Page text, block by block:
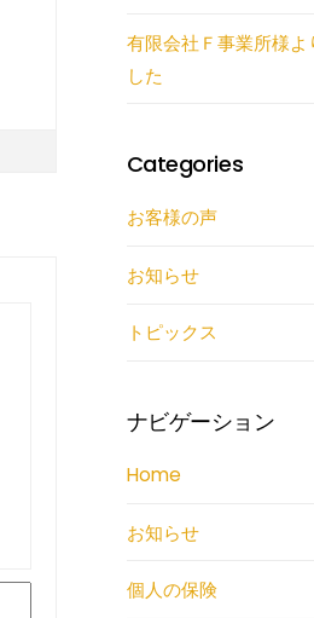
有限会社Ｆ事業所様よ
した
Categories
お客様の声
お知らせ
トピックス
ナビゲーション
Home
お知らせ
個人の保険